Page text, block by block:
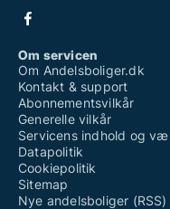
Om servicen
Om Andelsboliger.dk
Kontakt & support
Abonnementsvilkår
Generelle vilkår
Servicens indhold og
Datapolitik
Cookiepolitik
Sitemap
Nye andelsboliger (RSS)